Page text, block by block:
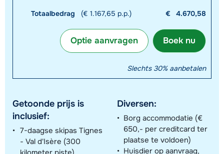
Totaalbedrag (€ 1.167,65 p.p.) € 4.670,58
Boek nu
Optie aanvragen
Slechts 30% aanbetalen
Getoonde prijs is
inclusief:
7-daagse skipas Tignes
- Val d'Isère (300
Diversen:
Borg accommodatie (€
650,- per creditcard ter
plaatse te voldoen)
Huisdier op aanvraag,